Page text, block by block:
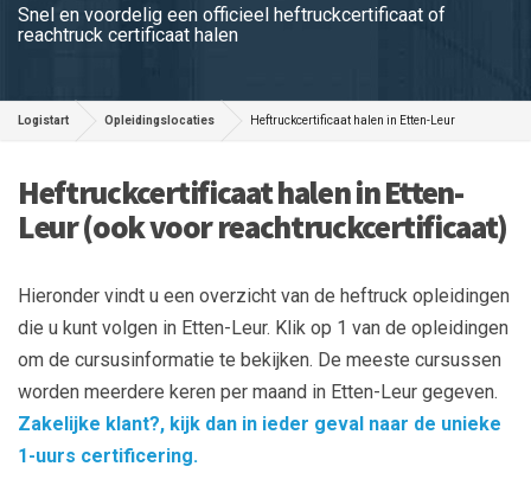
Snel en voordelig een officieel heftruckcertificaat of
reachtruck certificaat halen
Logistart Opleidingslocaties Heftruckcertificaat halen in Etten-Leur
Heftruckcertificaat halen in Etten-
Leur (ook voor reachtruckcertificaat)
Hieronder vindt u een overzicht van de heftruck opleidingen
die u kunt volgen in Etten-Leur. Klik op 1 van de opleidingen
om de cursusinformatie te bekijken. De meeste cursussen
worden meerdere keren per maand in Etten-Leur gegeven.
Zakelijke klant?, kijk dan in ieder geval naar de unieke
1-uurs certificering.